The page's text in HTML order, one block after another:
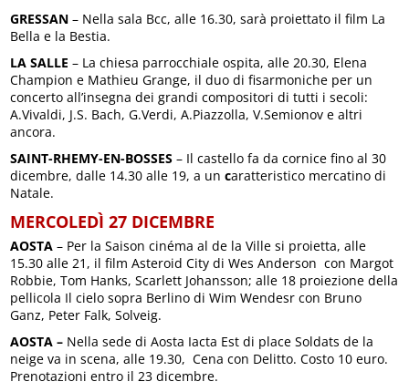
GRESSAN – Nella sala Bcc, alle 16.30, sarà proiettato il film La
Bella e la Bestia.
LA SALLE – La chiesa parrocchiale ospita, alle 20.30, Elena
Champion e Mathieu Grange, il duo di fisarmoniche per un
concerto all’insegna dei grandi compositori di tutti i secoli:
A.Vivaldi, J.S. Bach, G.Verdi, A.Piazzolla, V.Semionov e altri
ancora.
SAINT-RHEMY-EN-BOSSES – Il castello fa da cornice fino al 30
dicembre, dalle 14.30 alle 19, a uncaratteristico mercatino di
Natale.
MERCOLEDÌ 27 DICEMBRE
AOSTA – Per la Saison cinéma al de la Ville si proietta, alle
15.30 alle 21, il film Asteroid City di Wes Anderson con Margot
Robbie, Tom Hanks, Scarlett Johansson; alle 18 proiezione della
pellicola Il cielo sopra Berlino di Wim Wendesr con Bruno
Ganz, Peter Falk, Solveig.
AOSTA – Nella sede di Aosta Iacta Est di place Soldats de la
neige va in scena, alle 19.30, Cena con Delitto. Costo 10 euro.
Prenotazioni entro il 23 dicembre.